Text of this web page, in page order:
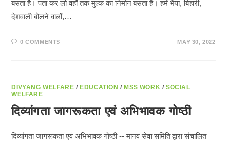
बसता है। पता कर लो वहाँ तक मुल्क का निर्मान बसता है। हमें भैया, बिहारी,
देशवाली बोलने वालों,…
0 COMMENTS MAY 30, 2022
DIVYANG WELFARE / EDUCATION / MSS WORK /SOCIAL
WELFARE
दिव्यांगता जागरूकता एवं अभिभावक गोष्ठी
दिव्यांगता जागरूकता एवं अभिभावक गोष्ठी -- मानव सेवा समिति द्वारा संचालित